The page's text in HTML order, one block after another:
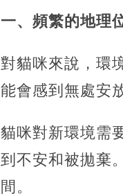
一、頻繁的地理
對貓咪來說，環
能會感到無處安
貓咪對新環境需
到不安和被拋棄
間。